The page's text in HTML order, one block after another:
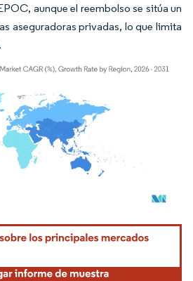
aunque el reembolso se sitúa un
aseguradoras privadas, lo que limita
El uso requiere atribución según CC BY 4.0.